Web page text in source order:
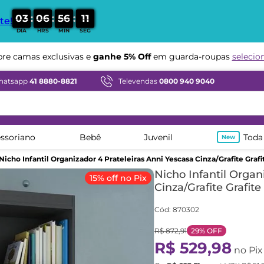
03
DIA
: 06
HRS
: 56
MIN
: 09
SEG
Compre em ate 12x sem juros
41 8880-8821 Televendas 0800 940 9040
Bebê Juvenil
Nicho Infantil Organizador 4 Prateleiras Anni Yescasa Cinza/Grafite
15% off no Pix
Nicho Infantil
Cinza/Grafite Grafite
Cód: 870302
R$ 872,91 29%OFF
R$ 529,98no Pix